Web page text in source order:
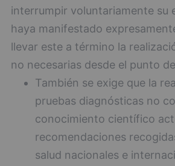
interrumpir voluntariamente su
haya manifestado
llevar este a término la
no necesarias desde el punto
También se exige que la
pruebas diagnósticas no
conocimiento científico
recomendaciones
salud nacionales e